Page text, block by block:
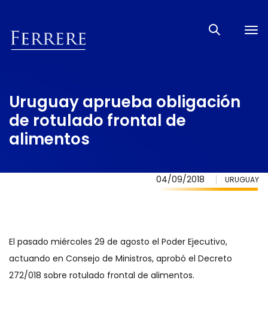
Uruguay aprueba obligación
de rotulado frontal de
alimentos
04/09/2018 URUGUAY
El pasado miércoles 29 de agosto el Poder Ejecutivo,
actuando en Consejo de Ministros, aprobó el Decreto
272/018 sobre rotulado frontal de alimentos.